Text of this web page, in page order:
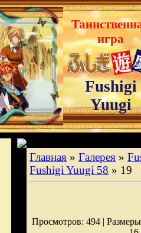
игра
Fushigi
Yuugi
Главная » Галерея »
Fushigi Yuugi 58 » 19
Просмотров: 494 |